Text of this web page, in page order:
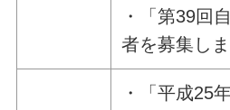
・「第39回
者を募集し
・「平成25